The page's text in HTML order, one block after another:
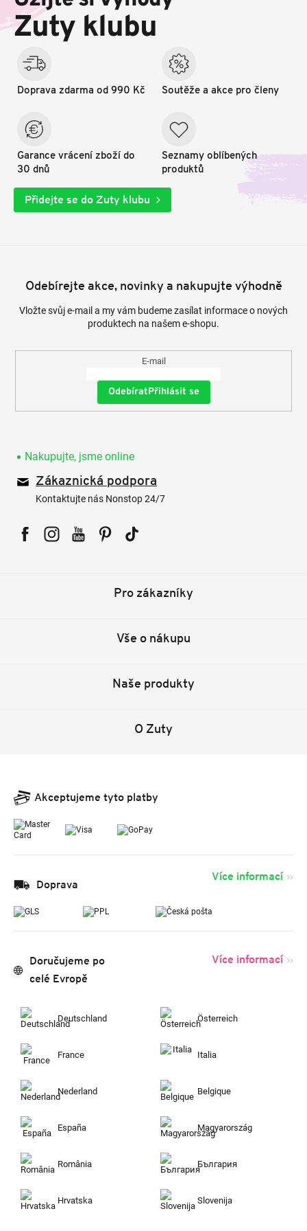
í
Zuty klubu
Doprava zdarma od 990 Kč
Garance vrácení zboží do
30 dnů
Soutěže a akce pro členy
Seznamy oblíbených
produktů
Přidejte se do Zuty klubu
Odebírejte akce, novinky a nakupujte výhodně
Vložte svůj e-mail a my vám budeme zasílat informace o nových
produktech na našem e-shopu.
E-mail
Přihlásit se
Nakupujte, jsme online
Zákaznická podpora
Kontaktujte nás Nonstop 24/7
Pro zákazníky
Vše o nákupu
Naše produkty
O Zuty
Akceptujeme tyto platby
Doprava
Více informací
Doručujeme po
celé Evropě
Více informací
Deutschland Österreich
France Italia
Nederland Belgique
España Magyarország
România България
Hrvatska Slovenija